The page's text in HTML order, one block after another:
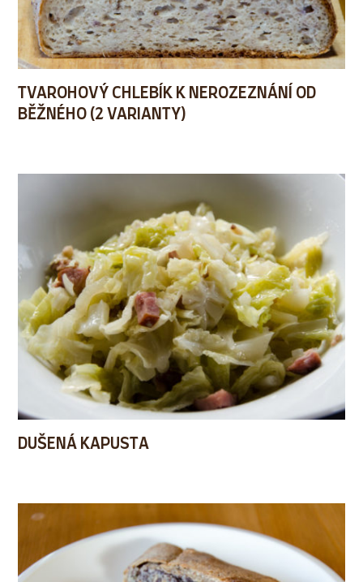
TVAROHOVÝ CHLEBÍK K NEROZEZNÁNÍ OD
BĚŽNÉHO (2 VARIANTY)
DUŠENÁ KAPUSTA